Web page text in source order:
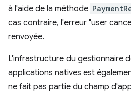
à l'aide de la méthode
cas contraire, l'erreur "user
renvoyée.
L'infrastructure du gestionnaire
applications natives est
ne fait pas partie du champ